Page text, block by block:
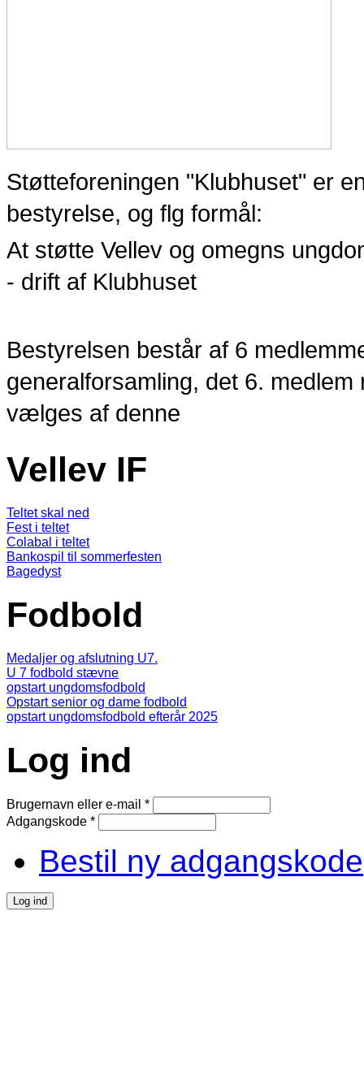
Støtteforeningen "Klubhuset" er
bestyrelse, og flg formål:
At støtte Vellev og omegns
- drift af Klubhuset
Bestyrelsen består af 6
generalforsamling, det 6.
vælges af denne
Vellev IF
Teltet skal ned
Fest i teltet
Colabal i teltet
Bankospil til sommerfesten
Bagedyst
Fodbold
Medaljer og afslutning U7.
U 7 fodbold stævne
opstart ungdomsfodbold
Opstart senior og dame fodbold
opstart ungdomsfodbold efterår 2025
Log ind
Brugernavn eller e-mail *
Adgangskode *
Bestil ny adgangskode